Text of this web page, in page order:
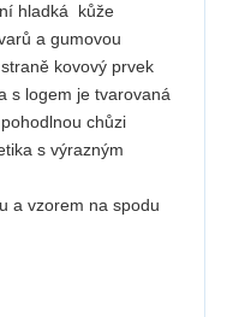
hladká kůže
a gumovou
kovový prvek
s logem je tvarovaná
chůzi
s výrazným
a vzorem na spodu